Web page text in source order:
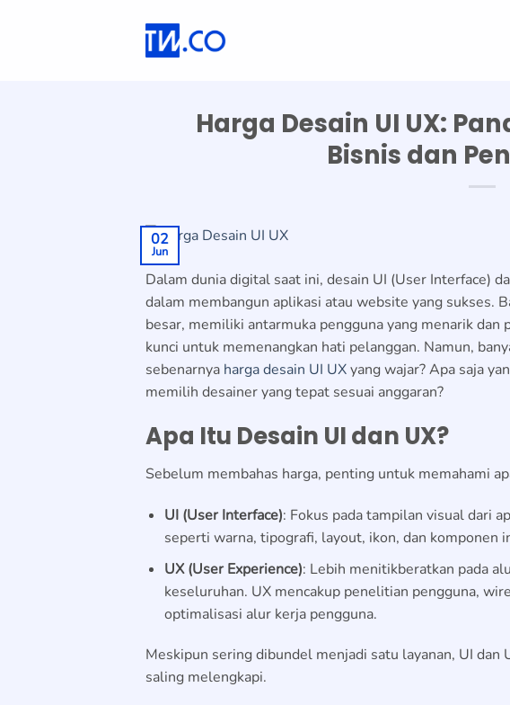
Harga Desain UI UX:
Bisnis dan
02
Jun
Dalam dunia digital saat ini, desain UI (User Interface)
dalam membangun aplikasi atau website yang sukses.
besar, memiliki antarmuka pengguna yang menarik dan
kunci untuk memenangkan hati pelanggan. Namun,
sebenarnya harga desain UI UXyang wajar? Apa saja
memilih desainer yang tepat sesuai anggaran?
Apa Itu Desain UI dan UX?
Sebelum membahas harga, penting untuk memahami
UI (User Interface): Fokus pada tampilan visual dari
seperti warna, tipografi, layout, ikon, dan
UX (User Experience): Lebih menitikberatkan pada
keseluruhan. UX mencakup penelitian pengguna,
optimalisasi alur kerja pengguna.
Meskipun sering dibundel menjadi satu layanan, UI dan
saling melengkapi.